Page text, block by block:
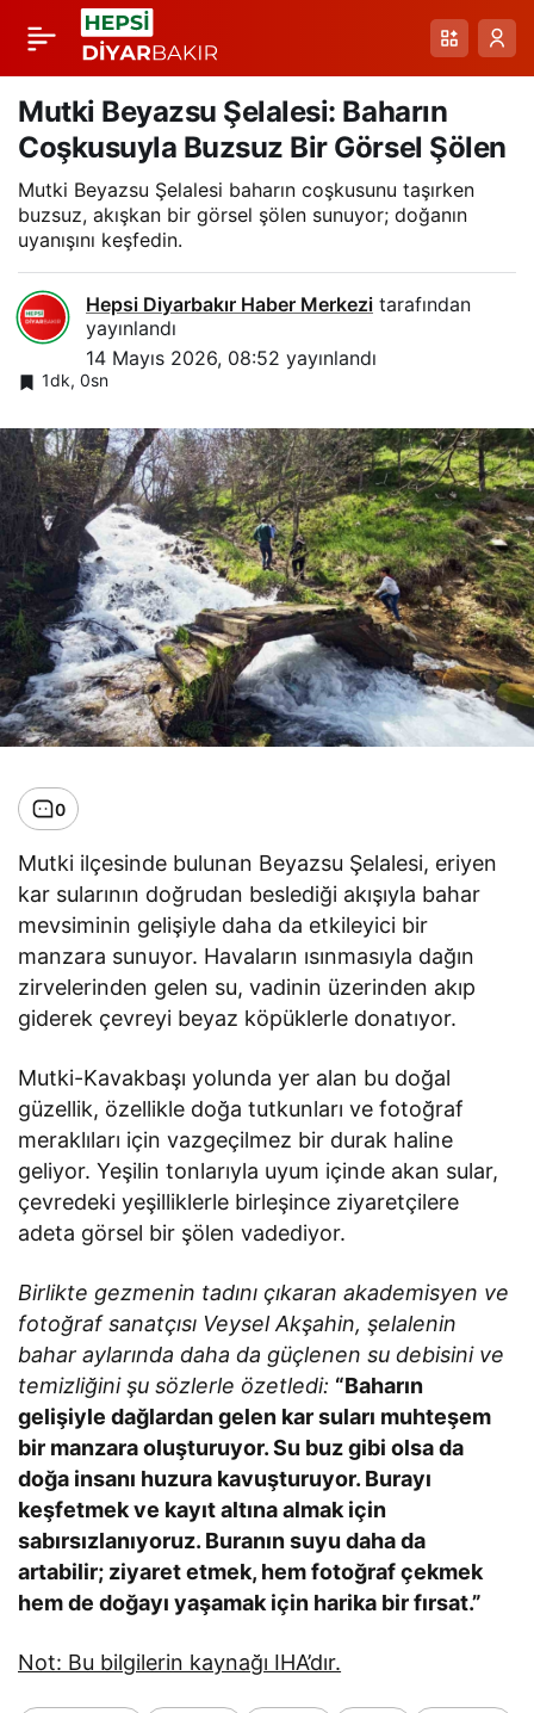
Mutki Beyazsu Şelalesi: Baharın
Coşkusuyla Buzsuz Bir Görsel Şölen
Mutki Beyazsu Şelalesi baharın coşkusunu taşırken
buzsuz, akışkan bir görsel şölen sunuyor; doğanın
uyanışını keşfedin.
Hepsi Diyarbakır Haber Merkezi tarafından
yayınlandı
14 Mayıs 2026, 08:52 yayınlandı
1dk, 0sn
0
Mutki ilçesinde bulunan Beyazsu Şelalesi, eriyen
kar sularının doğrudan beslediği akışıyla bahar
mevsiminin gelişiyle daha da etkileyici bir
manzara sunuyor. Havaların ısınmasıyla dağın
zirvelerinden gelen su, vadinin üzerinden akıp
giderek çevreyi beyaz köpüklerle donatıyor.
Mutki-Kavakbaşı yolunda yer alan bu doğal
güzellik, özellikle doğa tutkunları ve fotoğraf
meraklıları için vazgeçilmez bir durak haline
geliyor. Yeşilin tonlarıyla uyum içinde akan sular,
çevredeki yeşilliklerle birleşince ziyaretçilere
adeta görsel bir şölen vadediyor.
Birlikte gezmenin tadını çıkaran akademisyen ve
fotoğraf sanatçısı Veysel Akşahin, şelalenin
bahar aylarında daha da güçlenen su debisini ve
temizliğini şu sözlerle özetledi: “Baharın
gelişiyle dağlardan gelen kar suları muhteşem
bir manzara oluşturuyor. Su buz gibi olsa da
doğa insanı huzura kavuşturuyor. Burayı
keşfetmek ve kayıt altına almak için
sabırsızlanıyoruz. Buranın suyu daha da
artabilir; ziyaret etmek, hem fotoğraf çekmek
hem de doğayı yaşamak için harika bir fırsat.”
Not: Bu bilgilerin kaynağı IHA’dır.
Yol Kenarındaki Artık
Yiyecekler ve Çöpler:
Yaban Hayatı ve Trafik
İçin Tehditler
Paylaş